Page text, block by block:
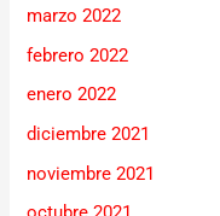
marzo 2022
febrero 2022
enero 2022
diciembre 2021
noviembre 2021